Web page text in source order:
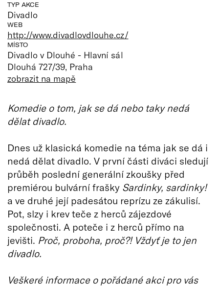
TYP AKCE
Divadlo
WEB
http://www.divadlovdlouhe.cz/
MÍSTO
Divadlo v Dlouhé - Hlavní sál
Dlouhá 727/39, Praha
zobrazit na mapě
Komedie o tom, jak se dá nebo taky nedá
dělat divadlo.
Dnes už klasická komedie na téma jak se dá i
nedá dělat divadlo. V první části diváci sledují
průběh poslední generální zkoušky před
premiérou bulvární frašky Sardinky, sardinky!
a ve druhé její padesátou reprízu ze zákulisí.
Pot, slzy i krev teče z herců zájezdové
společnosti. A poteče i z herců přímo na
jevišti. Proč, proboha, proč?! Vždyť je to jen
divadlo.
Veškeré informace o pořádané akci pro vás